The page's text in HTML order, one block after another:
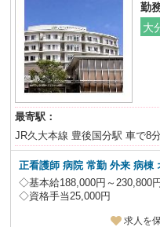
勤
大
最寄駅：
JR久大本線 豊後国分駅 車で8分
正看護師 病院 常勤 外来 病棟
◇基本給188,000円～230,800円
◇資格手当25,000円
求人を